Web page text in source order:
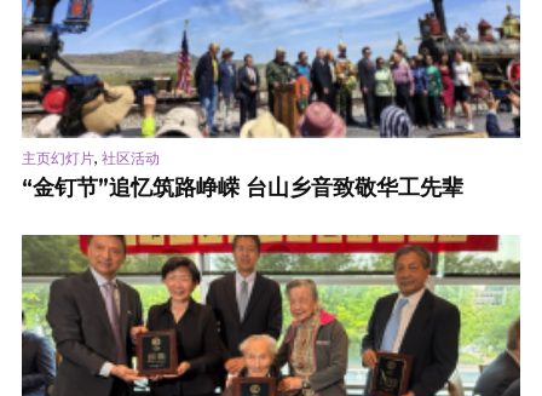
主页幻灯片, 社区活动
“金钉节”追忆筑路峥嵘 台山乡音致敬华工先辈